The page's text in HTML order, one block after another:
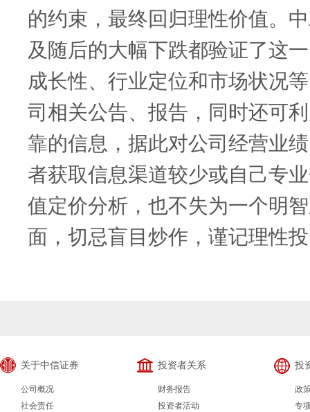
的约束，最终回归理性价值。
及随后的大幅下跌都验证了这
成长性、行业定位和市场状况
司相关公告、报告，同时还可
靠的信息，据此对公司经营业
者获取信息渠道较少或自己专
值定价分析，也不失为一个明
面，切忌盲目炒作，谨记理性
关于中信证券
公司概况
社会责任
投资者关系
财务报告
投资者活动
投
政
专